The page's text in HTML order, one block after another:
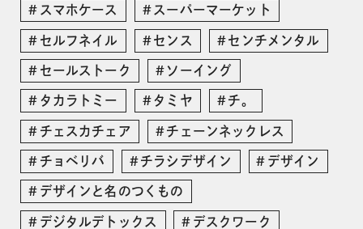
スマホケース スーパーマーケット
セルフネイル センス センチメンタル
セールストーク ソーイング
タカラトミー タミヤ チ。
チェスカチェア チェーンネックレス
チョベリバ チラシデザイン デザイン
デザインと名のつくもの
デジタルデトックス デスクワーク